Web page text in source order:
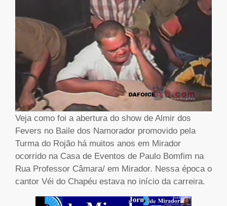
Veja como foi a abertura do show de Almir dos
Fevers no Baile dos Namorador promovido pela
Turma do Rojão há muitos anos em Mirador
ocorrido na Casa de Eventos de Paulo Bomfim na
Rua Professor Câmara/ em Mirador. Nessa época o
cantor Véi do Chapéu estava no início da carreira.